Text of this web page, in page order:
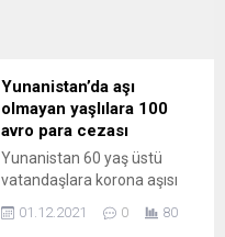
içeriğine dair detay
verilmedi. Basında yer alan
haberlerde, söz konusu
görüşmenin, Papa’nın...
Yunanistan’da aşı
olmayan yaşlılara 100
avro para cezası
Yunanistan 60 yaş üstü
vatandaşlara korona aşısı
Aşı olmayanlara aylık 100
01.12.2021 0 80